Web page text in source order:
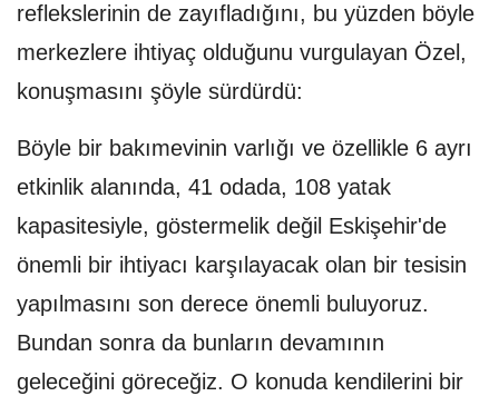
reflekslerinin de zayıfladığını, bu yüzden böyle
merkezlere ihtiyaç olduğunu vurgulayan Özel,
konuşmasını şöyle sürdürdü:
Böyle bir bakımevinin varlığı ve özellikle 6 ayrı
etkinlik alanında, 41 odada, 108 yatak
kapasitesiyle, göstermelik değil Eskişehir'de
önemli bir ihtiyacı karşılayacak olan bir tesisin
yapılmasını son derece önemli buluyoruz.
Bundan sonra da bunların devamının
geleceğini göreceğiz. O konuda kendilerini bir